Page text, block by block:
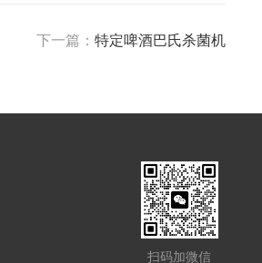
下一篇： 特定啤酒巴氏杀菌机
扫码加微信